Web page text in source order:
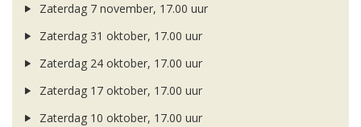
Zaterdag 7 november, 17.00 uur
Zaterdag 31 oktober, 17.00 uur
Zaterdag 24 oktober, 17.00 uur
Zaterdag 17 oktober, 17.00 uur
Zaterdag 10 oktober, 17.00 uur